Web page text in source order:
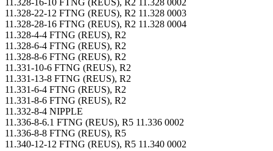
11.328-22-12 FTNG (REUS), R2 11.328 0003
11.328-28-16 FTNG (REUS), R2 11.328 0004
11.328-4-4 FTNG (REUS), R2
11.328-6-4 FTNG (REUS), R2
11.328-8-6 FTNG (REUS), R2
11.331-10-6 FTNG (REUS), R2
11.331-13-8 FTNG (REUS), R2
11.331-6-4 FTNG (REUS), R2
11.331-8-6 FTNG (REUS), R2
11.332-8-4 NIPPLE
11.336-8-6.1 FTNG (REUS), R5 11.336 0002
11.336-8-8 FTNG (REUS), R5
11.340-12-12 FTNG (REUS), R5 11.340 0002